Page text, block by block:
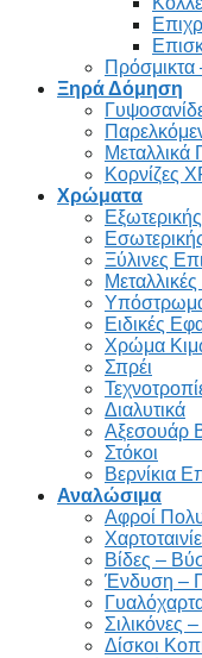
Πρόσμικτα
Ξηρά Δόμηση
Μεταλλικά
Κορνίζες
Χρώματα
Ξύλινες
Ειδικές
Χρώμα
Σπρέι
Διαλυτικά
Αξεσουάρ
Στόκοι
Βερνίκια
Αναλώσιμα
Αφροί
Βίδες –
Ένδυση –
Σιλικόνες
Δίσκοι